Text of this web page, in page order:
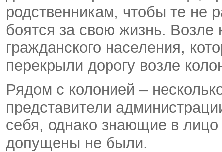
родственникам, чтобы те не
боятся за свою жизнь.
гражданского населения,
перекрыли дорогу возле
Рядом с колонией –
представители
себя, однако знающие в
допущены не были.